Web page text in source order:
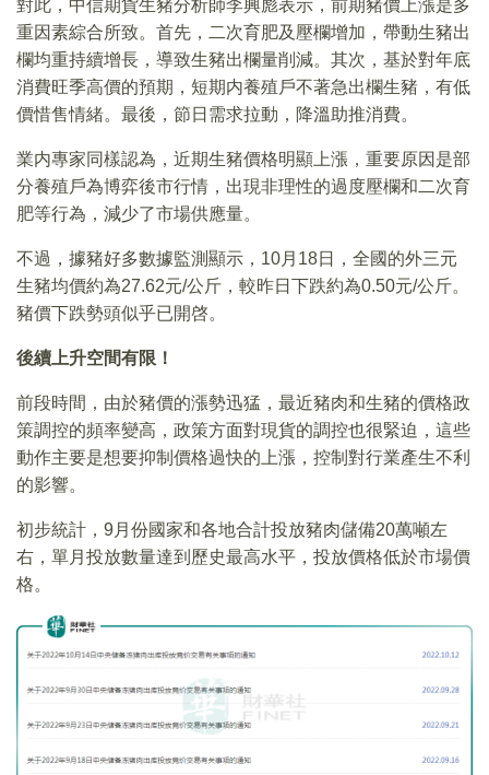
對此，中信期貨生豬分析師李興彪表示，前期豬價上漲是多
重因素綜合所致。首先，二次育肥及壓欄增加，帶動生豬出
欄均重持續增長，導致生豬出欄量削減。其次，基於對年底
消費旺季高價的預期，短期内養殖戶不著急出欄生豬，有低
價惜售情緒。最後，節日需求拉動，降溫助推消費。
業内專家同樣認為，近期生豬價格明顯上漲，重要原因是部
分養殖戶為博弈後市行情，出現非理性的過度壓欄和二次育
肥等行為，減少了市場供應量。
不過，據豬好多數據監測顯示，10月18日，全國的外三元
生豬均價約為27.62元/公斤，較昨日下跌約為0.50元/公斤。
豬價下跌勢頭似乎已開啓。
後續上升空間有限！
前段時間，由於豬價的漲勢迅猛，最近豬肉和生豬的價格政
策調控的頻率變高，政策方面對現貨的調控也很緊迫，這些
動作主要是想要抑制價格過快的上漲，控制對行業產生不利
的影響。
初步統計，9月份國家和各地合計投放豬肉儲備20萬噸左
右，單月投放數量達到歷史最高水平，投放價格低於市場價
格。